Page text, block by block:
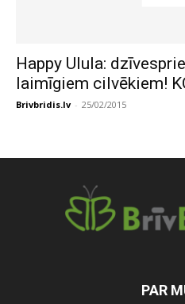
Happy Ulula:
laimīgiem cilvēkiem!
Brivbridis.lv - 25/02/2015
PAR